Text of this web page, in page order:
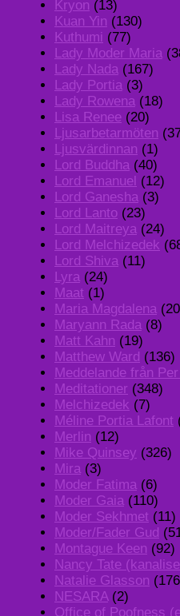
Kryon (13)
Kuan Yin (130)
Kuthumi (77)
Lady Moder Maria
Lady Nada (167)
Lady Portia (3)
Lady Rowena (18)
Lisa Renee (20)
Ljusarbetarmöten
Ljusvärdinnan (1)
Lord Buddha (40)
Lord Emanuel (12)
Lord Ganesha (3)
Lord Lanto (23)
Lord Maitreya (24)
Lord Melchizedek
Lord Shiva (11)
Lyra (24)
Maat (1)
Maria Magdalena
Maryann Rada (8)
Matt Kahn (19)
Matthew Ward (136)
Meddelande från
Meditationer (348)
Melchizedek (7)
Méline Portia Lafont
Merlin (12)
Mike Quinsey (326)
Mira (3)
Moder Fatima (6)
Moder Gaia (110)
Moder Sekhmet (11)
Moder/Fader Gud
Montague Keen (92)
Nancy Tate
Natalie Glasson
NESARA(2)
Office of Poofness